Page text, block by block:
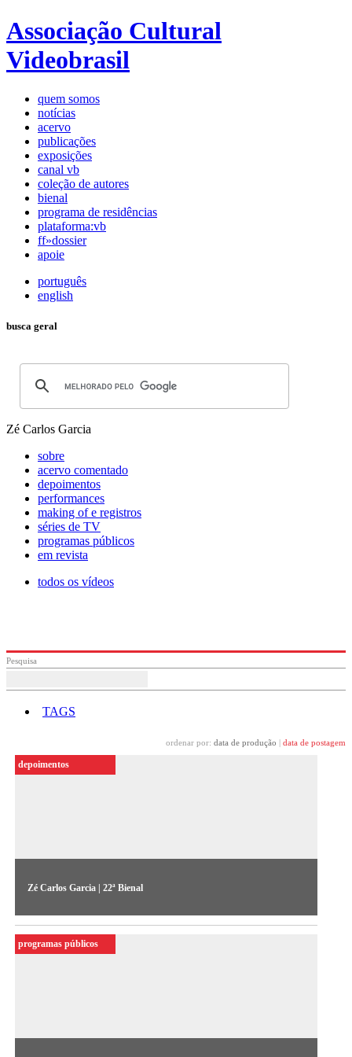
Associação Cultural
Videobrasil
quem somos
notícias
acervo
publicações
exposições
canal vb
coleção de autores
bienal
programa de residências
plataforma:vb
ff»dossier
apoie
português
english
busca geral
Zé Carlos Garcia
sobre
acervo comentado
depoimentos
performances
making of e registros
séries de TV
programas públicos
em revista
todos os vídeos
Pesquisa
TAGS
ordenar por: data de produção data de postagem
Zé Carlos Garcia | 22ª Bienal
O artista fala sobre sua obra “Bode” (2023), exposta na 22ª
Bienal Sesc_Videobrasil
depoimentos
programas públicos